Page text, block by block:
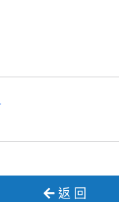
返 回